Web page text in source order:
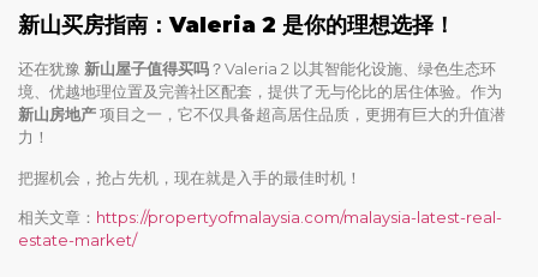
新山买房指南：Valeria 2 是你的理想选择！
还在犹豫 新山屋子值得买吗？Valeria 2 以其智能化设施、绿色生态环
境、优越地理位置及完善社区配套，提供了无与伦比的居住体验。作为
新山房地产项目之一，它不仅具备超高居住品质，更拥有巨大的升值潜
力！
把握机会，抢占先机，现在就是入手的最佳时机！
相关文章： https://propertyofmalaysia.com/malaysia-latest-real-
estate-market/